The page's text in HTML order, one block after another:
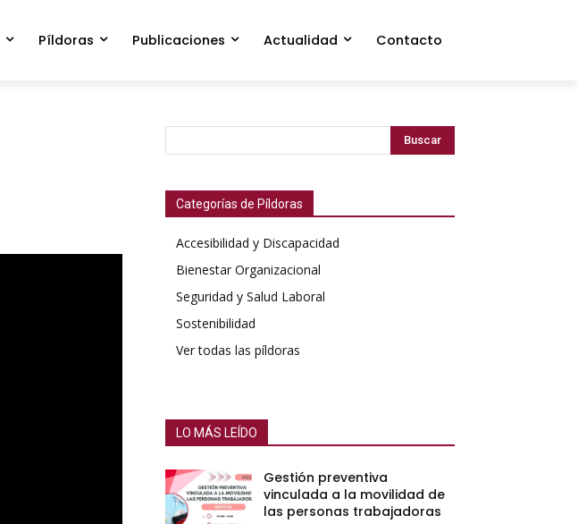
Píldoras Publicaciones Actualidad Contacto
Buscar
Categorías de Píldoras
Accesibilidad y Discapacidad
Bienestar Organizacional
Seguridad y Salud Laboral
Sostenibilidad
Ver todas las píldoras
LO MÁS LEÍDO
Gestión preventiva
vinculada a la movilidad de
las personas trabajadoras